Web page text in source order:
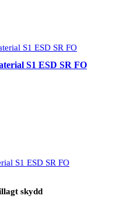
S1 ESD SR FO
S1 ESD SR FO
skydd